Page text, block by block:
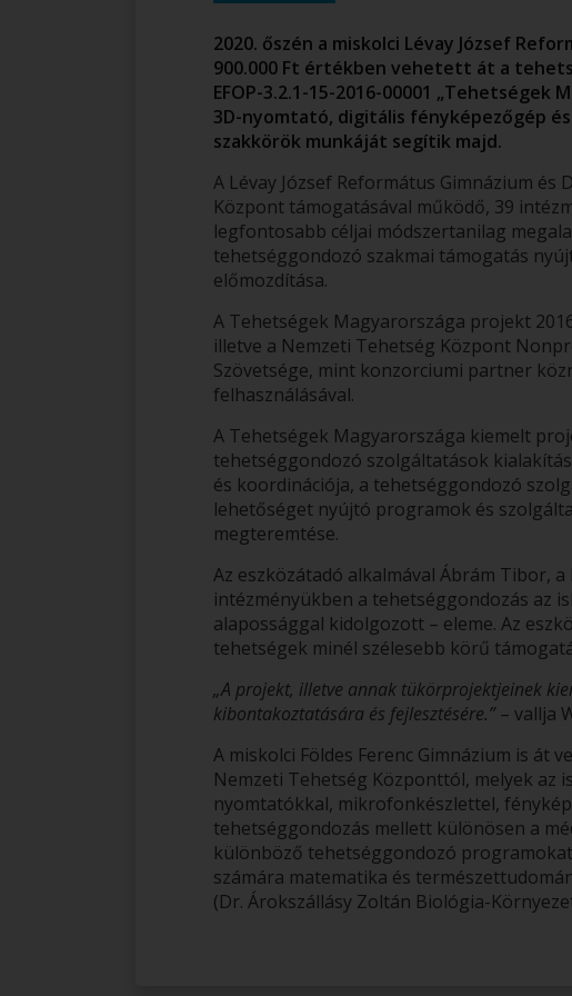
2020. őszén a miskolci Lévay József
900.000 Ft értékben vehetett át a
EFOP-3.2.1-15-2016-00001
3D-nyomtató, digitális fényképezőgép
szakkörök munkáját segítik majd.
A Lévay József Református Gimnázium
Központ támogatásával működő, 39
legfontosabb céljai módszertanilag
tehetséggondozó szakmai támogatás
előmozdítása.
A Tehetségek Magyarországa projekt
illetve a Nemzeti Tehetség Központ
Szövetsége, mint konzorciumi partner
felhasználásával.
A Tehetségek Magyarországa kiemelt
tehetséggondozó szolgáltatások
és koordinációja, a tehetséggondozó
lehetőséget nyújtó programok és
megteremtése.
Az eszközátadó alkalmával Ábrám Tibor,
intézményükben a tehetséggondozás az
alapossággal kidolgozott – eleme. Az
tehetségek minél szélesebb körű
„A projekt, illetve annak tükörprojektjeinek
kibontakoztatására és fejlesztésére.”– vallja
A miskolci Földes Ferenc Gimnázium is
Nemzeti Tehetség Központtól, melyek
nyomtatókkal, mikrofonkészlettel,
tehetséggondozás mellett különösen a
különböző tehetséggondozó
számára matematika és
(Dr. Árokszállásy Zoltán Biológia-